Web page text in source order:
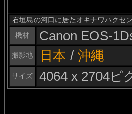
石垣島の河口に居たオキナワハクセ
機材
Canon EOS-
撮影地 日本 / 沖縄
サイズ 4064 x 2704ピ